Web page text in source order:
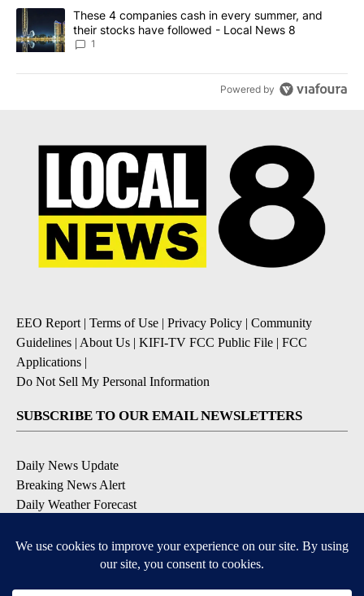
A trending article titled "These 4 companies cash in every
These 4 companies cash in every summer, and
their stocks have followed - Local News 8
1
Powered by
EEO Report| Terms of Use | Privacy Policy | Community
Guidelines | About Us | KIFI-TV FCC Public File | FCC
Applications |
Do Not Sell My Personal Information
SUBSCRIBE TO OUR EMAIL NEWSLETTERS
Daily News Update
Breaking News Alert
Daily Weather Forecast
Contests and Promotions